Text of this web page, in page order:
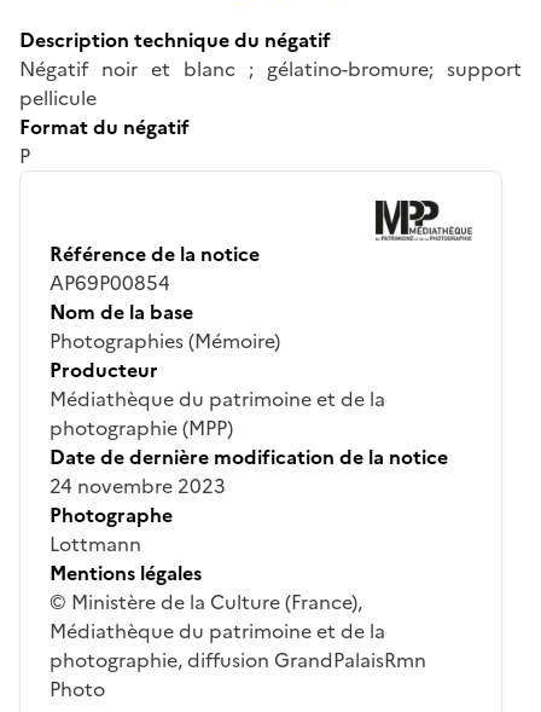
Description technique du négatif
Négatif noir et blanc ; gélatino-bromure; support
pellicule
Format du négatif
P
Référence de la notice
AP69P00854
Nom de la base
Photographies (Mémoire)
Producteur
Médiathèque du patrimoine et de la
photographie (MPP)
Date de dernière modification de la notice
24 novembre 2023
Photographe
Lottmann
Mentions légales
© Ministère de la Culture (France),
Médiathèque du patrimoine et de la
photographie, diffusion GrandPalaisRmn
Photo